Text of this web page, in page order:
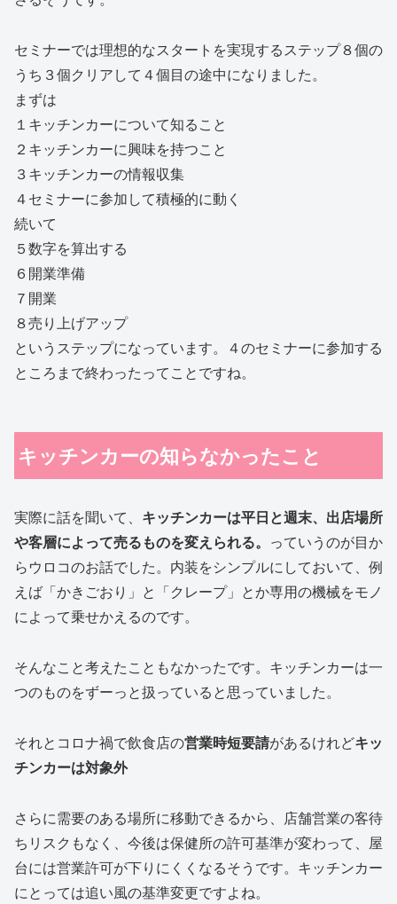
セミナーでは理想的なスタートを実現するステップ８個の
うち３個クリアして４個目の途中になりました。
まずは
１キッチンカーについて知ること
２キッチンカーに興味を持つこと
３キッチンカーの情報収集
４セミナーに参加して積極的に動く
続いて
５数字を算出する
６開業準備
７開業
８売り上げアップ
というステップになっています。４のセミナーに参加する
ところまで終わったってことですね。
キッチンカーの知らなかったこと
実際に話を聞いて、 キッチンカーは平日と週末、出店場所
や客層によって売るものを変えられる。 っていうのが目か
らウロコのお話でした。内装をシンプルにしておいて、例
えば「かきごおり」と「クレープ」とか専用の機械をモノ
によって乗せかえるのです。
そんなこと考えたこともなかったです。キッチンカーは一
つのものをずーっと扱っていると思っていました。
それとコロナ禍で飲食店の営業時短要請があるけれどキッ
チンカーは対象外
さらに需要のある場所に移動できるから、店舗営業の客待
ちリスクもなく、今後は保健所の許可基準が変わって、屋
台には営業許可が下りにくくなるそうです。キッチンカー
にとっては追い風の基準変更ですよね。